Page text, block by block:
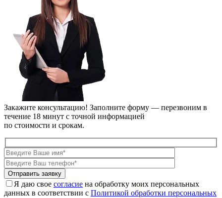
Закажите консультацию! Заполните форму — перезвоним в
течение 18 минут с точной информацией
по стоимости и срокам.
Я даю свое согласие на обработку моих персональных
данных в соответствии с Политикой обработки персональных